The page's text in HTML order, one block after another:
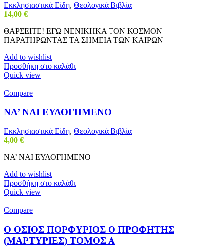
Εκκλησιαστικά Είδη, Θεολογικά Βιβλία
14,00 €
ΘΑΡΣΕΙΤΕ! ΕΓΩ ΝΕΝΙΚΗΚΑ ΤΟΝ ΚΟΣΜΟΝ
ΠΑΡΑΤΗΡΩΝΤΑΣ ΤΑ ΣΗΜΕΙΑ ΤΩΝ ΚΑΙΡΩΝ
Add to wishlist
Προσθήκη στο καλάθι
Quick view
Compare
ΝΑ’ ΝΑΙ ΕΥΛΟΓΗΜΕΝΟ
Εκκλησιαστικά Είδη, Θεολογικά Βιβλία
4,00 €
ΝΑ’ ΝΑΙ ΕΥΛΟΓΗΜΕΝΟ
Add to wishlist
Προσθήκη στο καλάθι
Quick view
Compare
Ο ΟΣΙΟΣ ΠΟΡΦΥΡΙΟΣ Ο ΠΡΟΦΗΤΗΣ
(ΜΑΡΤΥΡΙΕΣ) ΤΟΜΟΣ Α